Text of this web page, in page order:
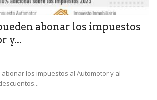
abonar los impuestos
y...
abonar los impuestos al Automotor y al